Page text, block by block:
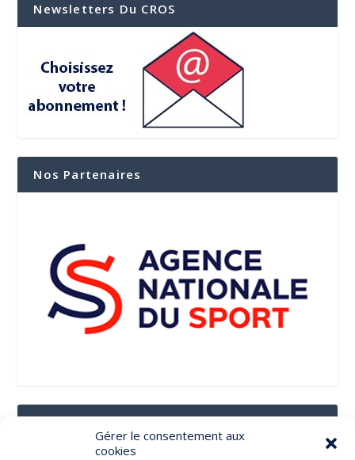
Gérer le consentement aux
cookies
Newsletters Du CROS
Nos Partenaires